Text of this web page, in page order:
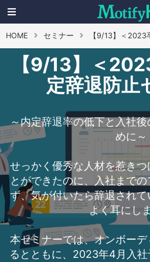
HOME セミナー 【9/13】＜2023
【9/13】＜
定辞退防止
～内定辞退率の低下と入社
めに～
せっかく優秀な人材を惹き
とができたのに、入社まで
ず、気が付いたら辞退され
よく耳にし
本セミナーでは、オンボー
るとともに、2023年4月入社